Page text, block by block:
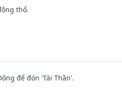
thổ.
để đón 'Tài Thần'.